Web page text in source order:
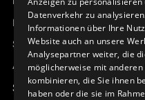
Remotus
Sesam
Access_Ctrl
Support
Datenverkehr zu
Informationen über Ihre
Website auch an unsere
Analysepartner weiter, die
möglicherweise mit
kombinieren, die Sie ihnen
haben oder die sie im